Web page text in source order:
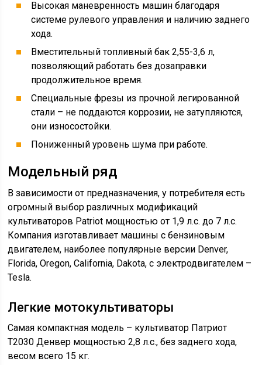
Высокая маневренность машин благодаря
системе рулевого управления и наличию заднего
хода.
Вместительный топливный бак 2,55-3,6 л,
позволяющий работать без дозаправки
продолжительное время.
Специальные фрезы из прочной легированной
стали – не поддаются коррозии, не затупляются,
они износостойки.
Пониженный уровень шума при работе.
Модельный ряд
В зависимости от предназначения, у потребителя есть
огромный выбор различных модификаций
культиваторов Patriot мощностью от 1,9 л.с. до 7 л.с.
Компания изготавливает машины с бензиновым
двигателем, наиболее популярные версии Denver,
Florida, Oregon, California, Dakota, с электродвигателем –
Tesla.
Легкие мотокультиваторы
Самая компактная модель – культиватор Патриот
T2030 Денвер мощностью 2,8 л.с., без заднего хода,
весом всего 15 кг.